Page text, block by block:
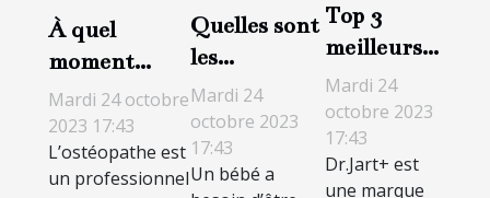
À quel
moment
doit-on
consulter
l’ostéopathe ?
Mardi 24 octobre
2023 17:43
L’ostéopathe est
un professionnel
Quelles sont
les
meilleures
grignoteuses
pour bébé ?
Mardi 24
octobre 2023
17:43
Un bébé a
Top 3
meilleurs
crèmes de
Dr.Jart+
Mardi 24
octobre 2023
17:43
Dr.Jart+ est
une marque